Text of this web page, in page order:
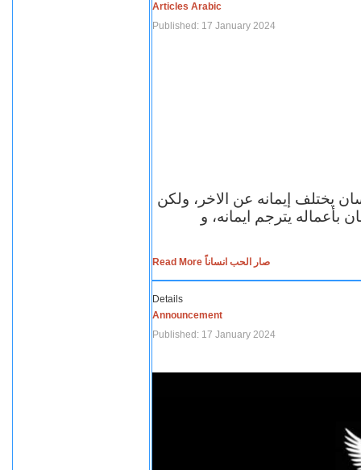
Articles Arabic
Published: 17 January 2024
يختلف إيمانه عن الاخر، ولكن
بأعماله يترجم ايمانه، و
Read More صار الحب انساناً
Details
Announcement
Published: 17 January 2024